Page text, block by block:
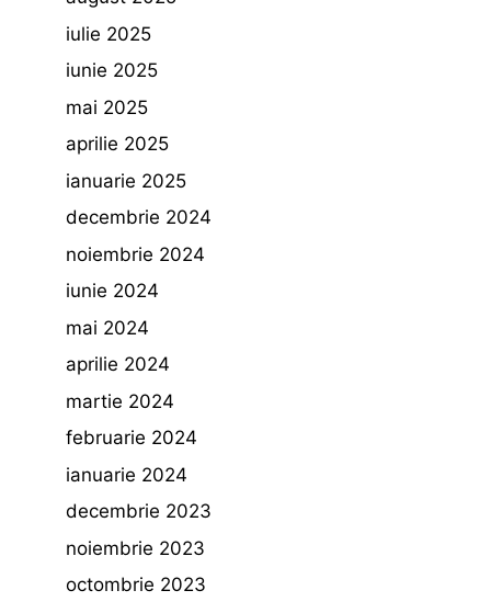
iulie 2025
iunie 2025
mai 2025
aprilie 2025
ianuarie 2025
decembrie 2024
noiembrie 2024
iunie 2024
mai 2024
aprilie 2024
martie 2024
februarie 2024
ianuarie 2024
decembrie 2023
noiembrie 2023
octombrie 2023